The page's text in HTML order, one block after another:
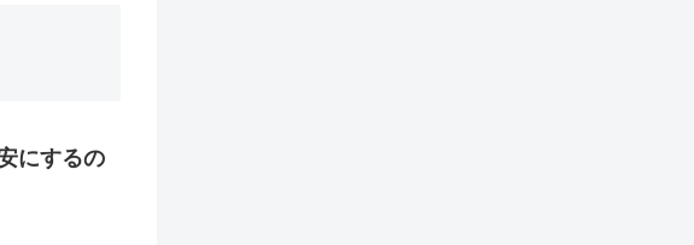
にするの